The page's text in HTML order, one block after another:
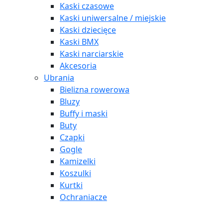
Kaski czasowe
Kaski uniwersalne / miejskie
Kaski dziecięce
Kaski BMX
Kaski narciarskie
Akcesoria
Ubrania
Bielizna rowerowa
Bluzy
Buffy i maski
Buty
Czapki
Gogle
Kamizelki
Koszulki
Kurtki
Ochraniacze